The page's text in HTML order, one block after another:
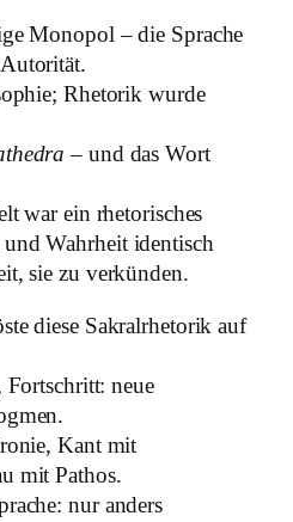
Monopol – die Sprache
Rhetorik wurde
– und das Wort
war ein rhetorisches
Wahrheit identisch
sie zu verkünden.
diese Sakralrhetorik auf
neue
Kant mit
mit Pathos.
nur anders